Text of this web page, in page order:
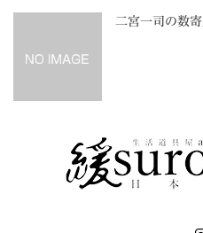
二宮一司の数